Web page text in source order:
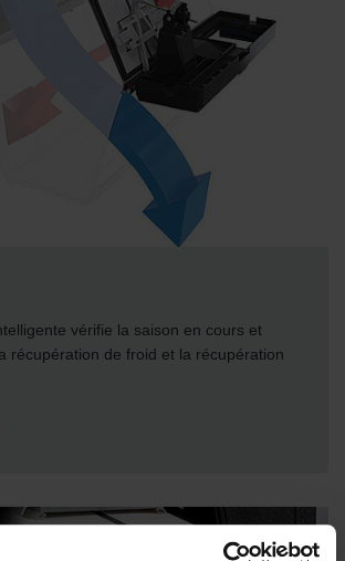
vérifie la saison en cours et
récupération de froid et la récupération